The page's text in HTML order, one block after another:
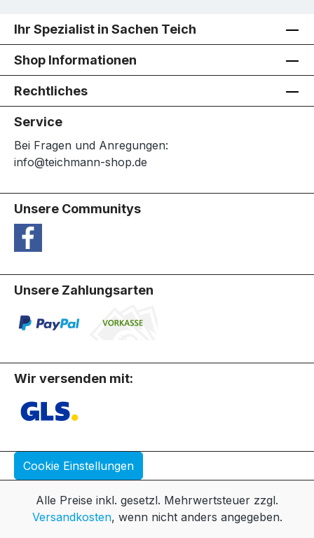
Ihr Spezialist in Sachen Teich
Shop Informationen
Rechtliches
Service
Bei Fragen und Anregungen:
info@teichmann-shop.de
Unsere Communitys
Unsere Zahlungsarten
Wir versenden mit:
Cookie Einstellungen
Alle Preise inkl. gesetzl. Mehrwertsteuer zzgl.
Versandkosten, wenn nicht anders angegeben.